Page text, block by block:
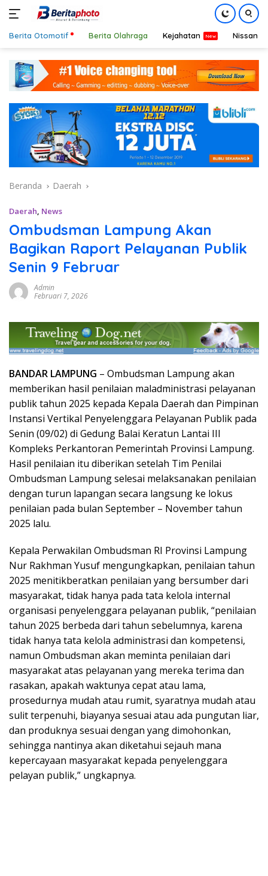
konten
Berita Otomotif Berita Olahraga Kejahatan Nissan
Beranda Daerah
Daerah, News
Ombudsman Lampung Akan
Bagikan Raport Pelayanan Publik
Senin 9 Februar
Admin
Februari 7, 2026
BANDAR LAMPUNG – Ombudsman Lampung akan
memberikan hasil penilaian maladministrasi pelayanan
publik tahun 2025 kepada Kepala Daerah dan Pimpinan
Instansi Vertikal Penyelenggara Pelayanan Publik pada
Senin (09/02) di Gedung Balai Keratun Lantai III
Kompleks Perkantoran Pemerintah Provinsi Lampung.
Hasil penilaian itu diberikan setelah Tim Penilai
Ombudsman Lampung selesai melaksanakan penilaian
dengan turun lapangan secara langsung ke lokus
penilaian pada bulan September – November tahun
2025 lalu.
Kepala Perwakilan Ombudsman RI Provinsi Lampung
Nur Rakhman Yusuf mengungkapkan, penilaian tahun
2025 menitikberatkan penilaian yang bersumber dari
masyarakat, tidak hanya pada tata kelola internal
organisasi penyelenggara pelayanan publik, “penilaian
tahun 2025 berbeda dari tahun sebelumnya, karena
tidak hanya tata kelola administrasi dan kompetensi,
namun Ombudsman akan meminta penilaian dari
masyarakat atas pelayanan yang mereka terima dan
rasakan, apakah waktunya cepat atau lama,
prosedurnya mudah atau rumit, syaratnya mudah atau
sulit terpenuhi, biayanya sesuai atau ada pungutan liar,
dan produknya sesuai dengan yang dimohonkan,
sehingga nantinya akan diketahui sejauh mana
kepercayaan masyarakat kepada penyelenggara
pelayan publik,” ungkapnya.